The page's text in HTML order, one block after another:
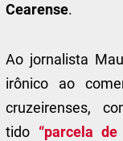
Cearense.
Ao jornalista
irônico ao
cruzeirenses,
tido “parcela